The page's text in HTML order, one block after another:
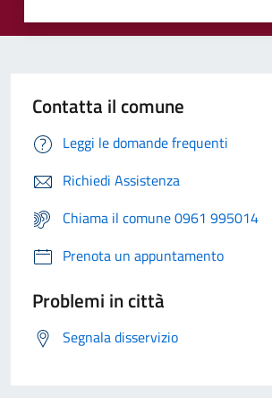
Contatta il comune
Leggi le domande frequenti
Richiedi Assistenza
Chiama il comune 0961 995014
Prenota un appuntamento
Problemi in città
Segnala disservizio